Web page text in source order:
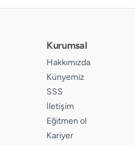
Kurumsal
Hakkımızda
Künyemiz
SSS
İletişim
Eğitmen ol
Kariyer